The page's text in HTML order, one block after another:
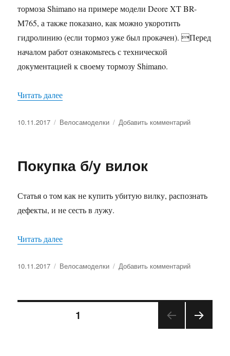
тормоза Shimano на примере модели Deore XT BR-
M765, а также показано, как можно укоротить
гидролинию (если тормоз уже был прокачен). Перед
началом работ ознакомьтесь с технической
документацией к своему тормозу Shimano.
Читать далее«Прокачка гидравлических дисковых
Опубликовано
10.11.2017 Рубрики
Велосамоделки Добавить комментарийк
Покупка б/у вилок
Статья о том как не купить убитую вилку, распознать
дефекты, и не сесть в лужу.
Читать далее«Покупка б/у вилок»
Опубликовано
10.11.2017 Рубрики
Велосамоделки Добавить комментарийк
б/
вилок
Пагинация
1